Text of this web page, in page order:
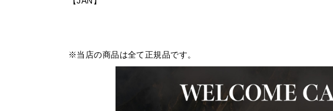
※当店の商品は全て正規品です。